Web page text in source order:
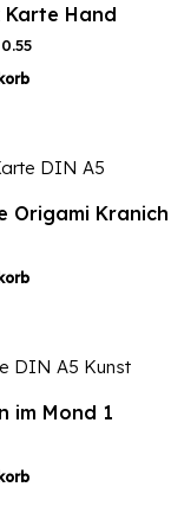
Karte Hand
0.55Aktueller
Origami Kranich
im Mond 1